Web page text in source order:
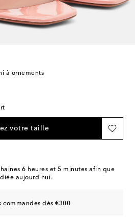
à ornements
votre taille
6 heures et 5 minutes afin que
aujourd'hui.
commandes dès €300